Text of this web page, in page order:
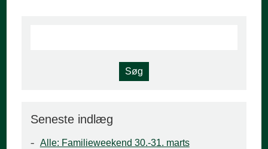
Seneste indlæg
Alle: Familieweekend 30.-31. marts